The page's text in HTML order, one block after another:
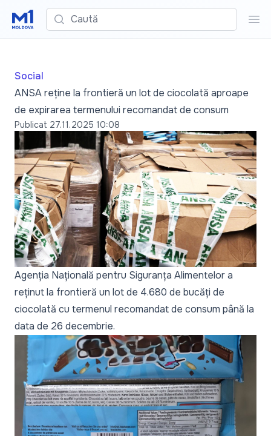
Caută
Social
ANSA reține la frontieră un lot de ciocolată aproape
de expirarea termenului recomandat de consum
Publicat 27.11.2025 10:08
Agenția Națională pentru Siguranța Alimentelor a
reținut la frontieră un lot de 4.680 de bucăți de
ciocolată cu termenul recomandat de consum până la
data de 26 decembrie.